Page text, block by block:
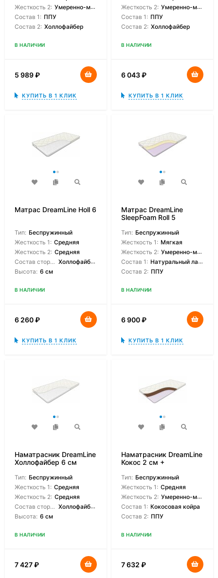
Жесткость 2: Умеренно-мягкая
Состав 1: ППУ
Состав 2: Холлофайбер
В НАЛИЧИИ
5 989₽
КУПИТЬ В 1 КЛИК
Жесткость 2: Умеренно-мягкая
Состав 1: ППУ
Состав 2: Холлофайбер
В НАЛИЧИИ
6 043₽
КУПИТЬ В 1 КЛИК
Матрас DreamLine Holl 6
Тип: Беспружинный
Жесткость 1: Средняя
Жесткость 2: Средняя
Состав сторон: Холлофайбер
Высота: 6 см
В НАЛИЧИИ
6 260₽
КУПИТЬ В 1 КЛИК
Матрас DreamLine
SleepFoam Roll 5
Тип: Беспружинный
Жесткость 1: Мягкая
Жесткость 2: Умеренно-мягкая
Состав 1: Натуральный латекс
Состав 2: ППУ
В НАЛИЧИИ
6 900₽
КУПИТЬ В 1 КЛИК
Наматрасник DreamLine
Холлофайбер 6 см
Тип: Беспружинный
Жесткость 1: Средняя
Жесткость 2: Средняя
Состав сторон: Холлофайбер
Высота: 6 см
В НАЛИЧИИ
7 427₽
Наматрасник DreamLine
Кокос 2 см +
Тип: Беспружинный
Жесткость 1: Средняя
Жесткость 2: Умеренно-мягкая
Состав 1: Кокосовая койра
Состав 2: ППУ
В НАЛИЧИИ
7 632 ₽